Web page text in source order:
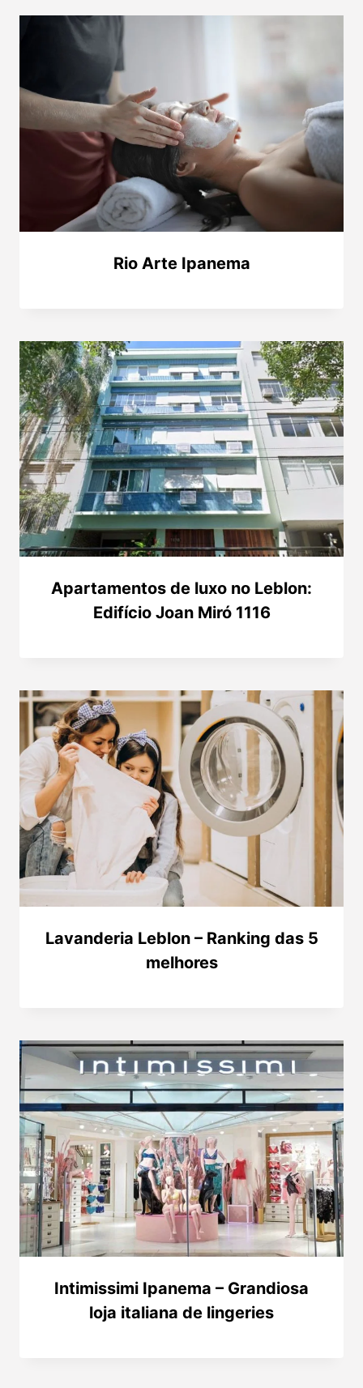
Rio Arte Ipanema
Apartamentos de luxo no Leblon:
Edifício Joan Miró 1116
Lavanderia Leblon – Ranking das 5
melhores
Intimissimi Ipanema – Grandiosa
loja italiana de lingeries